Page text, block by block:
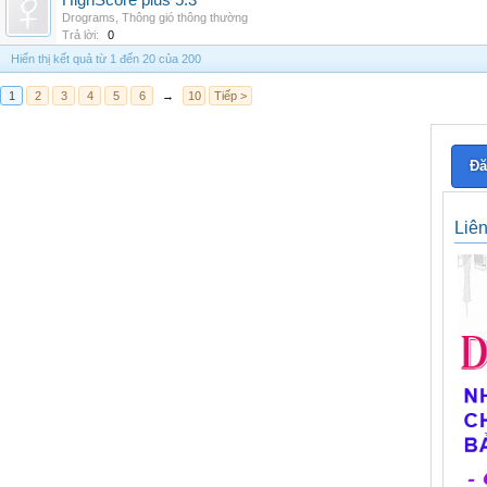
Drograms Thông gió thông thường
Trả lời:
0
Hiển thị kết quả từ 1 đến 20 của 200
1 2 3 4 5 6 → 10 Tiếp >